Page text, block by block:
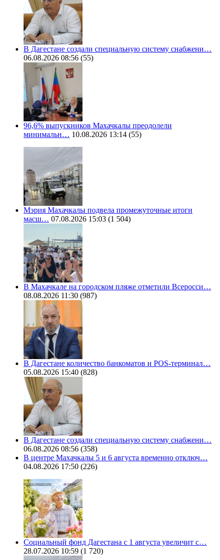
В Дагестане создали специальную систему снабжени…
06.08.2026 08:56 (55)
96,6% выпускников Махачкалы преодолели
минимальн… 10.08.2026 13:14 (55)
Мэрия Махачкалы подвела промежуточные итоги
масш… 07.08.2026 15:03 (1 504)
В Махачкале на городском пляже отметили Всеросси…
08.08.2026 11:30 (987)
В Дагестане количество банкоматов и POS-терминал…
05.08.2026 15:40 (828)
В Дагестане создали специальную систему снабжени…
06.08.2026 08:56 (358)
В центре Махачкалы 5 и 6 августа временно отключ…
04.08.2026 17:50 (226)
Социальный фонд Дагестана с 1 августа увеличит с…
28.07.2026 10:59 (1 720)